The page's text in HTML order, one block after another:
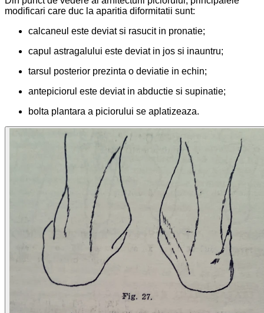
modificari care duc la aparitia diformitatii sunt:
calcaneul este deviat si rasucit in pronatie;
capul astragalului este deviat in jos si inauntru;
tarsul posterior prezinta o deviatie in echin;
antepiciorul este deviat in abductie si supinatie;
bolta plantara a piciorului se aplatizeaza.